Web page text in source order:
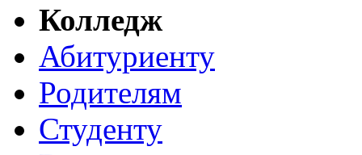
Колледж
Абитуриенту
Родителям
Студенту